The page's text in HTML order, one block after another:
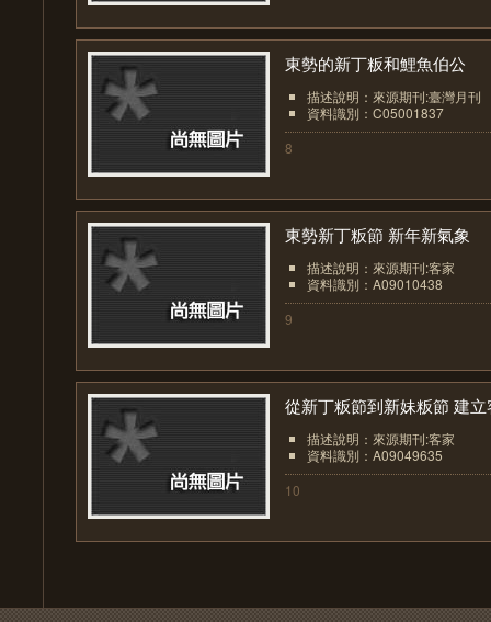
東勢的新丁粄和鯉魚伯公
描述說明：來源期刊:臺灣月刊
資料識別：C05001837
8
東勢新丁粄節 新年新氣象
描述說明：來源期刊:客家
資料識別：A09010438
9
從新丁粄節到新妹粄節 建立
描述說明：來源期刊:客家
資料識別：A09049635
10